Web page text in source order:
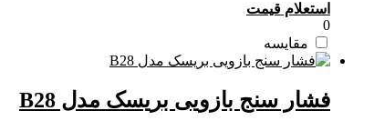
استعلام قیمت
0
مقایسه
فشار سنج بازویی بریسک مدل B28